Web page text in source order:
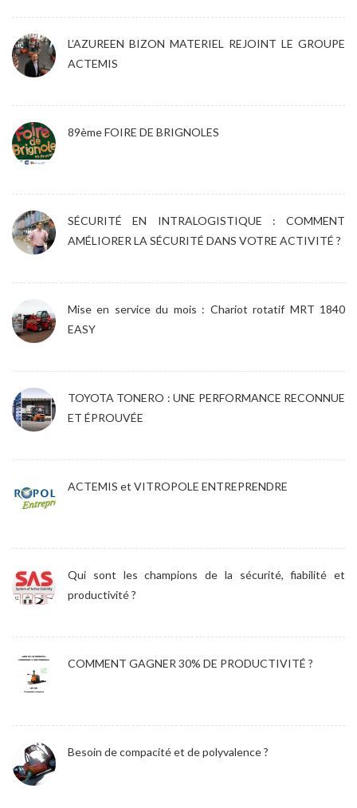
L’AZUREEN BIZON MATERIEL REJOINT LE GROUPE
ACTEMIS
89ème FOIRE DE BRIGNOLES
SÉCURITÉ EN INTRALOGISTIQUE : COMMENT
AMÉLIORER LA SÉCURITÉ DANS VOTRE ACTIVITÉ ?
Mise en service du mois : Chariot rotatif MRT 1840
EASY
TOYOTA TONERO : UNE PERFORMANCE RECONNUE
ET ÉPROUVÉE
ACTEMIS et VITROPOLE ENTREPRENDRE
Qui sont les champions de la sécurité, fiabilité et
productivité ?
COMMENT GAGNER 30% DE PRODUCTIVITÉ ?
Besoin de compacité et de polyvalence ?